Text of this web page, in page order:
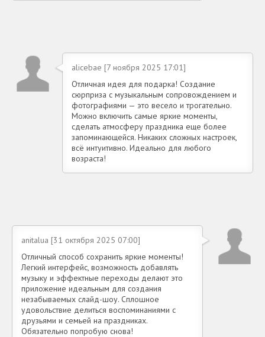
alicebae [7 ноября 2025 17:01]
Отличная идея для подарка! Создание
сюрприза с музыкальным сопровождением и
фотографиями — это весело и трогательно.
Можно включить самые яркие моменты,
сделать атмосферу праздника еще более
запоминающейся. Никаких сложных настроек,
всё интуитивно. Идеально для любого
возраста!
anitalua [31 октября 2025 07:00]
Отличный способ сохранить яркие моменты!
Легкий интерфейс, возможность добавлять
музыку и эффектные переходы делают это
приложение идеальным для создания
незабываемых слайд-шоу. Сплошное
удовольствие делиться воспоминаниями с
друзьями и семьей на праздниках.
Обязательно попробую снова!